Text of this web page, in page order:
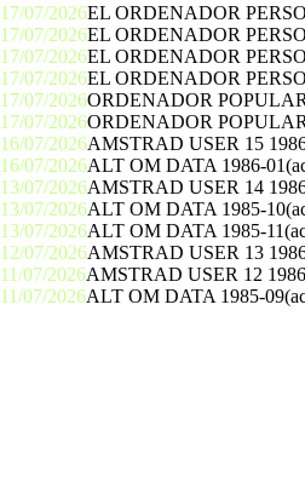
17/07/2026EL ORDENADOR
17/07/2026EL ORDENADOR
17/07/2026EL ORDENADOR
17/07/2026EL ORDENADOR
17/07/2026ORDENADOR
17/07/2026ORDENADOR
16/07/2026AMSTRAD USER 15
16/07/2026ALT OM DATA 1986-
13/07/2026AMSTRAD USER 14
13/07/2026ALT OM DATA 1985-
13/07/2026ALT OM DATA 1985-
12/07/2026AMSTRAD USER 13
11/07/2026AMSTRAD USER 12
11/07/2026ALT OM DATA 1985-